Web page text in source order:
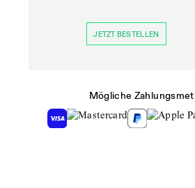
JETZT BESTELLEN
Mögliche